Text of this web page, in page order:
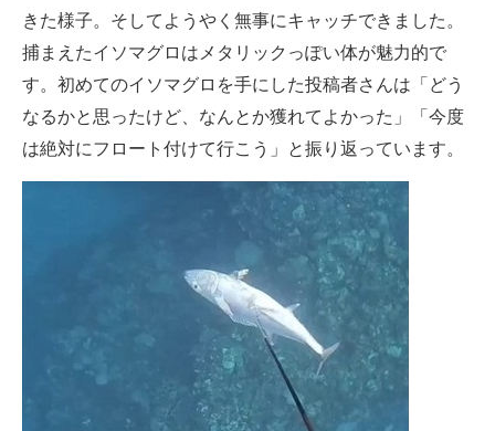
きた様子。そしてようやく無事にキャッチできました。
捕まえたイソマグロはメタリックっぽい体が魅力的で
す。初めてのイソマグロを手にした投稿者さんは「どう
なるかと思ったけど、なんとか獲れてよかった」「今度
は絶対にフロート付けて行こう」と振り返っています。